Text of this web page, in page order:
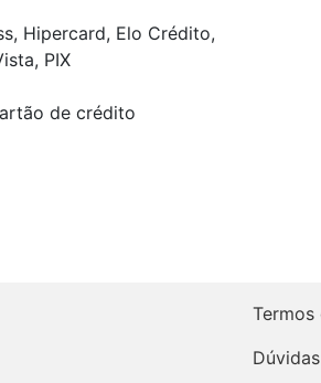
Hipercard, Elo Crédito,
PIX
de crédito
Termos